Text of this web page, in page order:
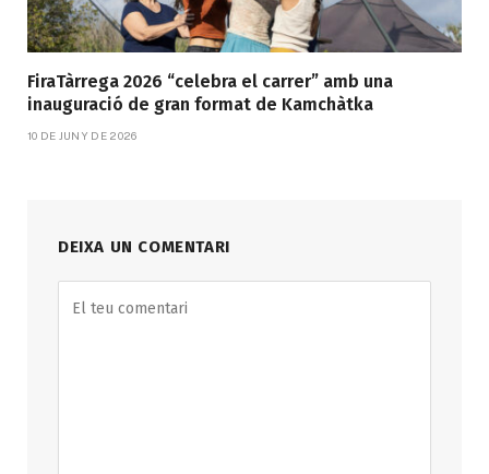
FiraTàrrega 2026 “celebra el carrer” amb una
inauguració de gran format de Kamchàtka
10 DE JUNY DE 2026
DEIXA UN COMENTARI